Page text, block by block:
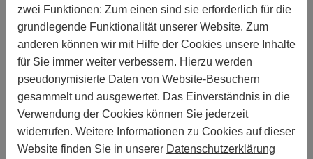
wählen, überdenken würden, falls der Gesetzentwurf
angenommen wird. AktivistInnen in Uganda betonen
jedoch, dass ein Zahlungsstopp von Hilfsgeldern
aufgrund des Anti-LGBTI-Gesetzes ihrem Einsatz
gegen das LGBTI-Gesetz schaden würde. Amnesty
International ist gegen eine Aussetzung von
Finanzhilfen aufgrund der Verabschiedung des Anti-
LGBTI-Gesetzes.
Amnesty International und andere
zwei Funktionen: Zum einen sind sie erforderlich für die
grundlegende Funktionalität unserer Website. Zum
anderen können wir mit Hilfe der Cookies unsere Inhalte
für Sie immer weiter verbessern. Hierzu werden
pseudonymisierte Daten von Website-Besuchern
gesammelt und ausgewertet. Das Einverständnis in die
Verwendung der Cookies können Sie jederzeit
widerrufen. Weitere Informationen zu Cookies auf dieser
Website finden Sie in unserer Datenschutzerklärung